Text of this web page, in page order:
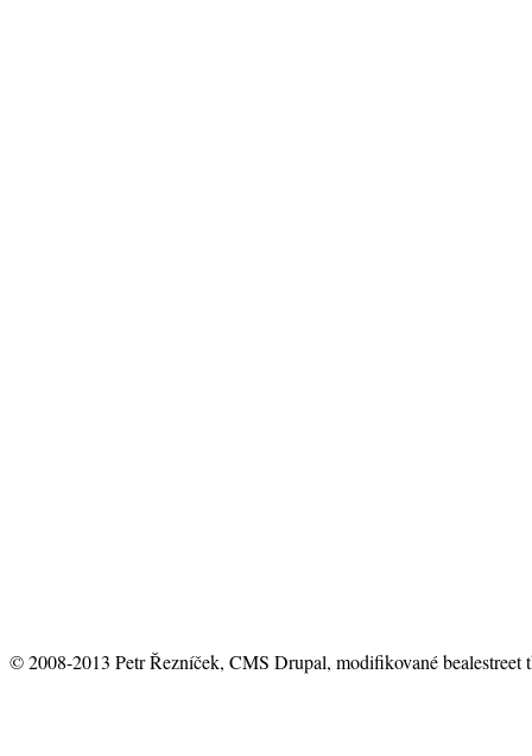
© 2008-2013 Petr Řezníček, CMS Drupal, modifikované bealestreet